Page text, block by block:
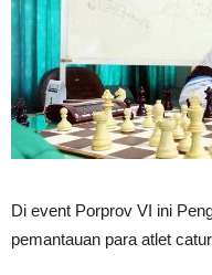
Di event Porprov VI ini
pemantauan para atlet